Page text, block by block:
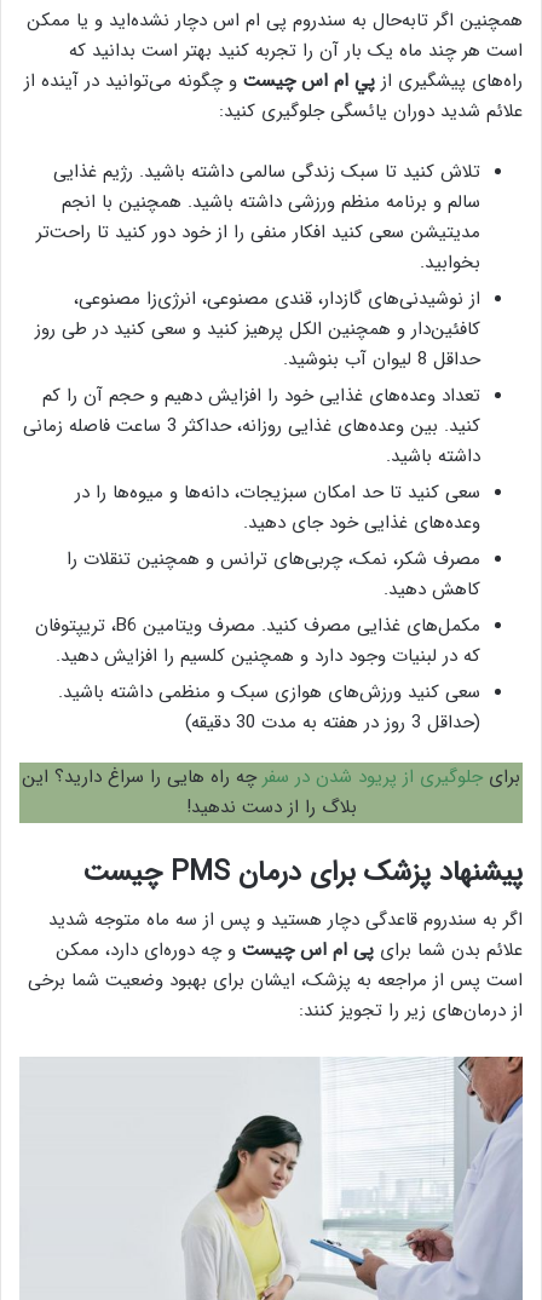
همچنین اگر تابه‌حال به سندروم پی ام اس دچار نشده‌اید و یا ممکن
است هر چند ماه یک بار آن را تجربه کنید بهتر است بدانید که
راه‌های پیشگیری از پي ام اس چيست و چگونه می‌توانید در آینده از
علائم شدید دوران یائسگی جلوگیری کنید:
تلاش کنید تا سبک زندگی سالمی داشته باشید. رژیم غذایی
سالم و برنامه منظم ورزشی داشته باشید. همچنین با انجم
مدیتیشن سعی کنید افکار منفی را از خود دور کنید تا راحت‌تر
بخوابید.
از نوشیدنی‌های گازدار، قندی مصنوعی، انرژی‌زا مصنوعی،
کافئین‌دار و همچنین الکل پرهیز کنید و سعی کنید در طی روز
حداقل 8 لیوان آب بنوشید.
تعداد وعده‌های غذایی خود را افزایش دهیم و حجم آن را کم
کنید. بین وعده‌های غذایی روزانه، حداکثر 3 ساعت فاصله زمانی
داشته باشید.
سعی کنید تا حد امکان سبزیجات، دانه‌ها و میوه‌ها را در
وعده‌های غذایی خود جای دهید.
مصرف شکر، نمک، چربی‌های ترانس و همچنین تنقلات را
کاهش دهید.
مکمل‌های غذایی مصرف کنید. مصرف ویتامین B6، تریپتوفان
که در لبنیات وجود دارد و همچنین کلسیم را افزایش دهید.
سعی کنید ورزش‌های هوازی سبک و منظمی داشته باشید.
(حداقل 3 روز در هفته به مدت 30 دقیقه)
برای جلوگیری از پریود شدن در سفر چه راه هایی را سراغ دارید؟ این
بلاگ را از دست ندهید!
پیشنهاد پزشک برای درمان PMS چیست
اگر به سندروم قاعدگی دچار هستید و پس از سه ماه متوجه شدید
علائم بدن شما برای پی ام اس چیست و چه دوره‌ای دارد، ممکن
است پس از مراجعه به پزشک، ایشان برای بهبود وضعیت شما برخی
از درمان‌های زیر را تجویز کنند: